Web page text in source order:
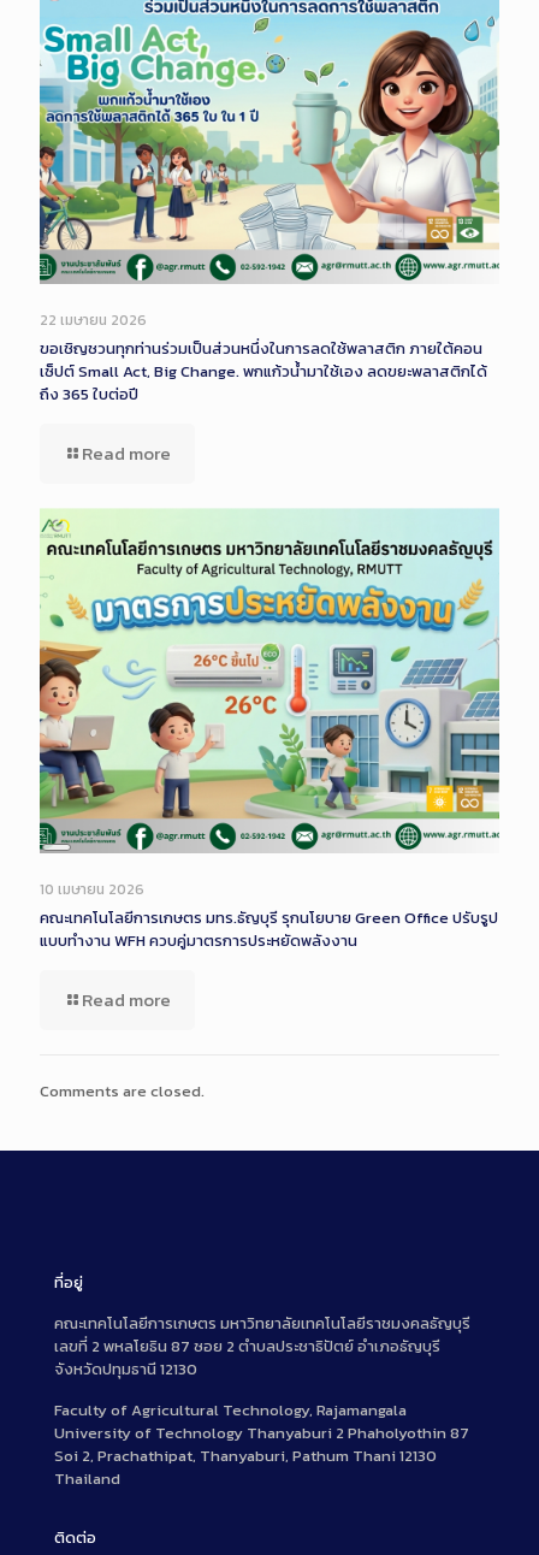
22 เมษายน 2026
ขอเชิญชวนทุกท่านร่วมเป็นส่วนหนึ่งในการลดใช้พลาสติก ภายใต้คอน
เซ็ปต์ Small Act, Big Change. พกแก้วน้ำมาใช้เอง ลดขยะพลาสติกได้
ถึง 365 ใบต่อปี
Read more
Long
Description
10 เมษายน 2026
คณะเทคโนโลยีการเกษตร มทร.ธัญบุรี รุกนโยบาย Green Office ปรับรูป
แบบทำงาน WFH ควบคู่มาตรการประหยัดพลังงาน
Read more
Comments are closed.
ที่อยู่
คณะเทคโนโลยีการเกษตร มหาวิทยาลัยเทคโนโลยีราชมงคลธัญบุรี
เลขที่ 2 พหลโยธิน 87 ซอย 2 ตำบลประชาธิปัตย์ อำเภอธัญบุรี
จังหวัดปทุมธานี 12130
Faculty of Agricultural Technology, Rajamangala
University of Technology Thanyaburi 2 Phaholyothin 87
Soi 2, Prachathipat, Thanyaburi, Pathum Thani 12130
Thailand
ติดต่อ